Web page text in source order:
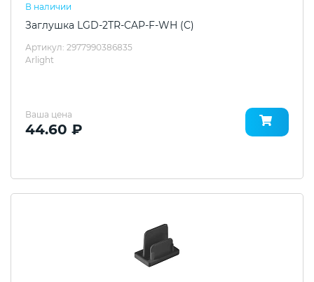
В наличии
Заглушка LGD-2TR-CAP-F-WH (C)
Артикул: 2977990386835
Arlight
Ваша цена
44.60 ₽